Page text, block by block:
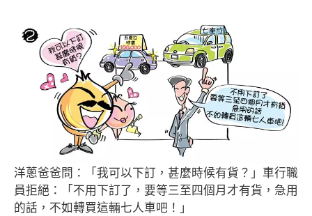
洋蔥爸爸問：「我可以下訂，甚麼時候有貨？」車行職
員拒絕：「不用下訂了，要等三至四個月才有貨，急用
的話，不如轉買這輛七人車吧！」